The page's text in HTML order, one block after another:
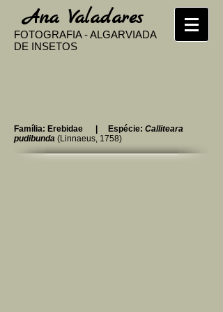
​Ana Valadares
FOTOGRAFIA - ALGARVIADA
DE INSETOS
Família: Erebidae | Espécie: Calliteara
pudibunda (Linnaeus, 1758)